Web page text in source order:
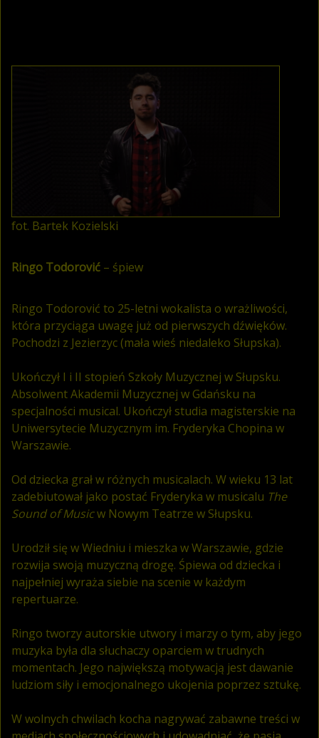
fot. Bartek Kozielski
Ringo Todorović – śpiew
Ringo Todorović to 25-letni wokalista o wrażliwości,
która przyciąga uwagę już od pierwszych dźwięków.
Pochodzi z Jezierzyc (mała wieś niedaleko Słupska).
Ukończył I i II stopień Szkoły Muzycznej w Słupsku.
Absolwent Akademii Muzycznej w Gdańsku na
specjalności musical. Ukończył studia magisterskie na
Uniwersytecie Muzycznym im. Fryderyka Chopina w
Warszawie.
Od dziecka grał w różnych musicalach. W wieku 13 lat
zadebiutował jako postać Fryderyka w musicalu The
Sound of Musicw Nowym Teatrze w Słupsku.
Urodził się w Wiedniu i mieszka w Warszawie, gdzie
rozwija swoją muzyczną drogę. Śpiewa od dziecka i
najpełniej wyraża siebie na scenie w każdym
repertuarze.
Ringo tworzy autorskie utwory i marzy o tym, aby jego
muzyka była dla słuchaczy oparciem w trudnych
momentach. Jego największą motywacją jest dawanie
ludziom siły i emocjonalnego ukojenia poprzez sztukę.
W wolnych chwilach kocha nagrywać zabawne treści w